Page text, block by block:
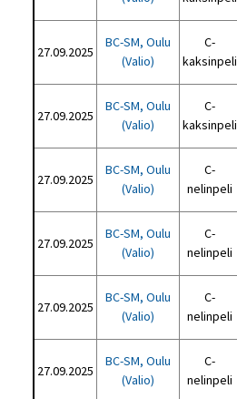
27.09.2025
BC-SM, Oulu
(Valio)
C-
kaksinpeli
27.09.2025
BC-SM, Oulu
(Valio)
C-
kaksinpeli
27.09.2025
BC-SM, Oulu
(Valio)
C-
nelinpeli
27.09.2025
BC-SM, Oulu
(Valio)
C-
nelinpeli
27.09.2025
BC-SM, Oulu
(Valio)
C-
nelinpeli
27.09.2025
BC-SM, Oulu
(Valio)
C-
nelinpeli